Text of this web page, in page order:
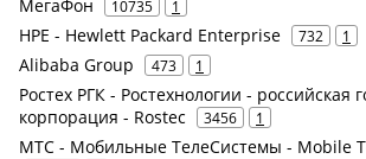
МегаФон 10735 1
HPE - Hewlett Packard Enterprise 732 1
Alibaba Group 473 1
Ростех РГК - Ростехнологии - российская
корпорация - Rostec
3456 1
МТС - Мобильные ТелеСистемы - Mobile